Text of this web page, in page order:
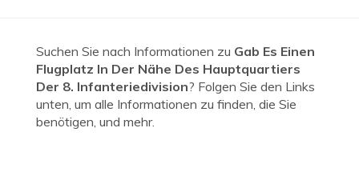
Suchen Sie nach Informationen zu Gab Es Einen
Flugplatz In Der Nähe Des Hauptquartiers
Der 8. Infanteriedivision? Folgen Sie den Links
unten, um alle Informationen zu finden, die Sie
benötigen, und mehr.